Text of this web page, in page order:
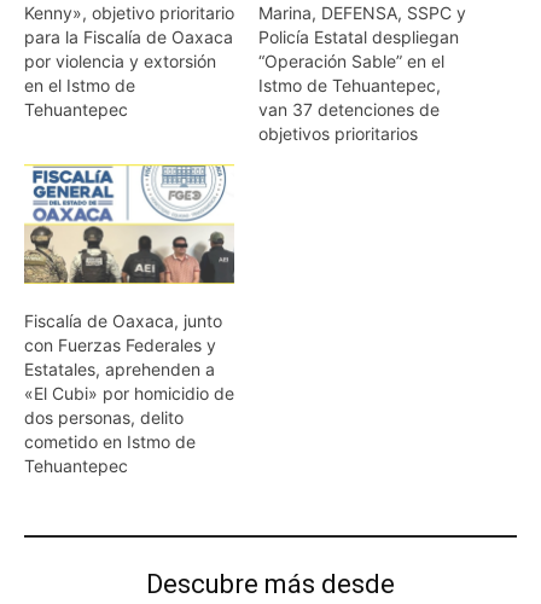
Kenny», objetivo prioritario
para la Fiscalía de Oaxaca
por violencia y extorsión
en el Istmo de
Tehuantepec
Marina, DEFENSA, SSPC y
Policía Estatal despliegan
“Operación Sable” en el
Istmo de Tehuantepec,
van 37 detenciones de
objetivos prioritarios
Fiscalía de Oaxaca, junto
con Fuerzas Federales y
Estatales, aprehenden a
«El Cubi» por homicidio de
dos personas, delito
cometido en Istmo de
Tehuantepec
Descubre más desde